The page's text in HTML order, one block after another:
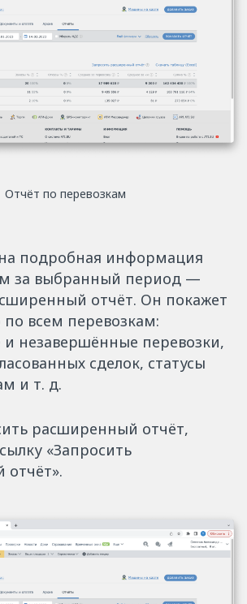
Отчёт по перевозкам
подробная информация
за выбранный период —
отчёт. Он покажет
всем перевозкам:
незавершённые перевозки,
сделок, статусы
и т. д.
расширенный отчёт,
«Запросить